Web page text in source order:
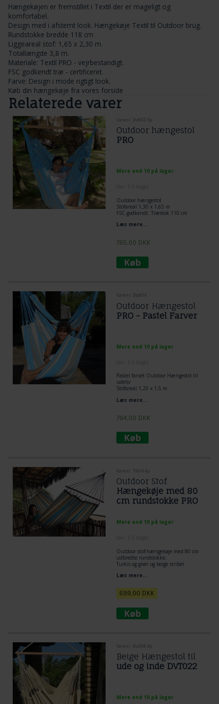
Hængekøjen er fremstillet i Textil der er mageligt og
komfortabel.
Design med i afstemt look. Hængekøje Textil til Outdoor brug.
Rundstokke bredde 118 cm
Liggeareal stof: 1,65 x 2,30 m.
Totallængde 3,8 m.
Materiale: Textil PRO - vejrbestandigt.
FSC godkendt træ - certificeret.
Farve: Design i mode rigtigt look.
Køb din hængekøje fra vores forside
Relaterede varer
Varenr. Dvt603.5p
Outdoor hængestol
PRO
Mere end 10 på lager
Outdoor hængestol
Stofareal 1,30 x 1,65 m
FSC godkendt. Træstok 110 cm
Læs mere...
785,00 DKK
Varenr. Dtp604
Outdoor Hængestol
PRO - Pastel Farver
Mere end 10 på lager
Pastel farvet Outdoor Hængestol til
udeliv
Stofareal 1,20 x 1,5 m
Tværstang 1,1 m.
Læs mere...
784,00 DKK
Varenr. Tt604.4p
Outdoor Stof
Hængekøje med 80
cm rundstokke PRO
Mere end 10 på lager
Outdoor stof-hængekøje med 80 cm
udbredte rundstokke.
Turkis og grøn og beige stribet
Blødt og comfort rigtigt materiale til
Læs mere...
699,00 DKK
Varenr. Dvt598.4p
Beige Hængestol til
ude og inde DVT022
Mere end 10 på lager